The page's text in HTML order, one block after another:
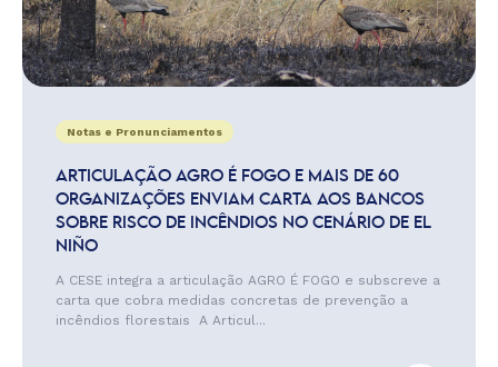
Notas e Pronunciamentos
ARTICULAÇÃO AGRO É FOGO E MAIS DE 60
ORGANIZAÇÕES ENVIAM CARTA AOS BANCOS
SOBRE RISCO DE INCÊNDIOS NO CENÁRIO DE EL
NIÑO
A CESE integra a articulação AGRO É FOGO e subscreve a
carta que cobra medidas concretas de prevenção a
incêndios florestais A Articul...